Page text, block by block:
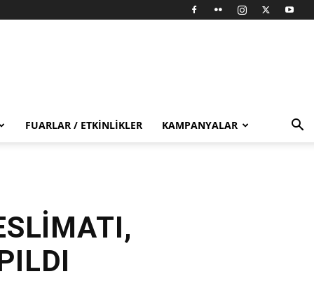
FUARLAR / ETKINLIKLER KAMPANYALAR